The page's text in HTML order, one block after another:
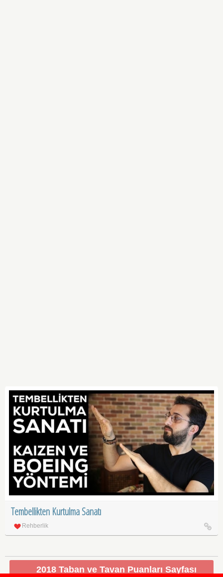
Tembellikten Kurtulma Sanatı
Rehberlik
2018 Taban ve Tavan Puanları Sayfası